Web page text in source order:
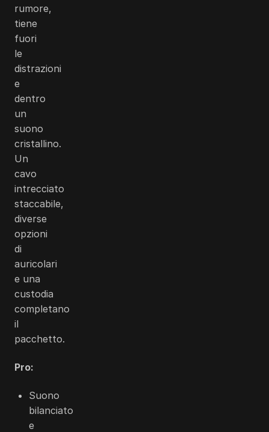
rumore,
tiene
fuori
le
distrazioni
e
dentro
un
suono
cristallino.
Un
cavo
intrecciato
staccabile,
diverse
opzioni
di
auricolari
e una
custodia
completano
il
pacchetto.
Pro:
Suono
bilanciato
e